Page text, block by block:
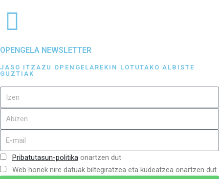
OPENGELA NEWSLETTER
JASO ITZAZU OPENGELAREKIN LOTUTAKO ALBISTE
GUZTIAK
Pribatutasun-politikaonartzen dut
Web honek nire datuak biltegiratzea eta kudeatzea onartzen dut